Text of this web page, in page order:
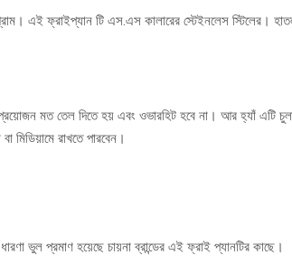
এই ফ্রাইপ্যান টি এস.এস কালারের স্টেইনলেস স্টিলের।
মত তেল দিতে হয় এবং ওভারহিট হবে না। আর হ্যাঁ এটি
রাখতে পারবেন।
ভুল প্রমাণ হয়েছে চায়না ব্রান্ডের এই ফ্রাই প্যানটির কাছে।